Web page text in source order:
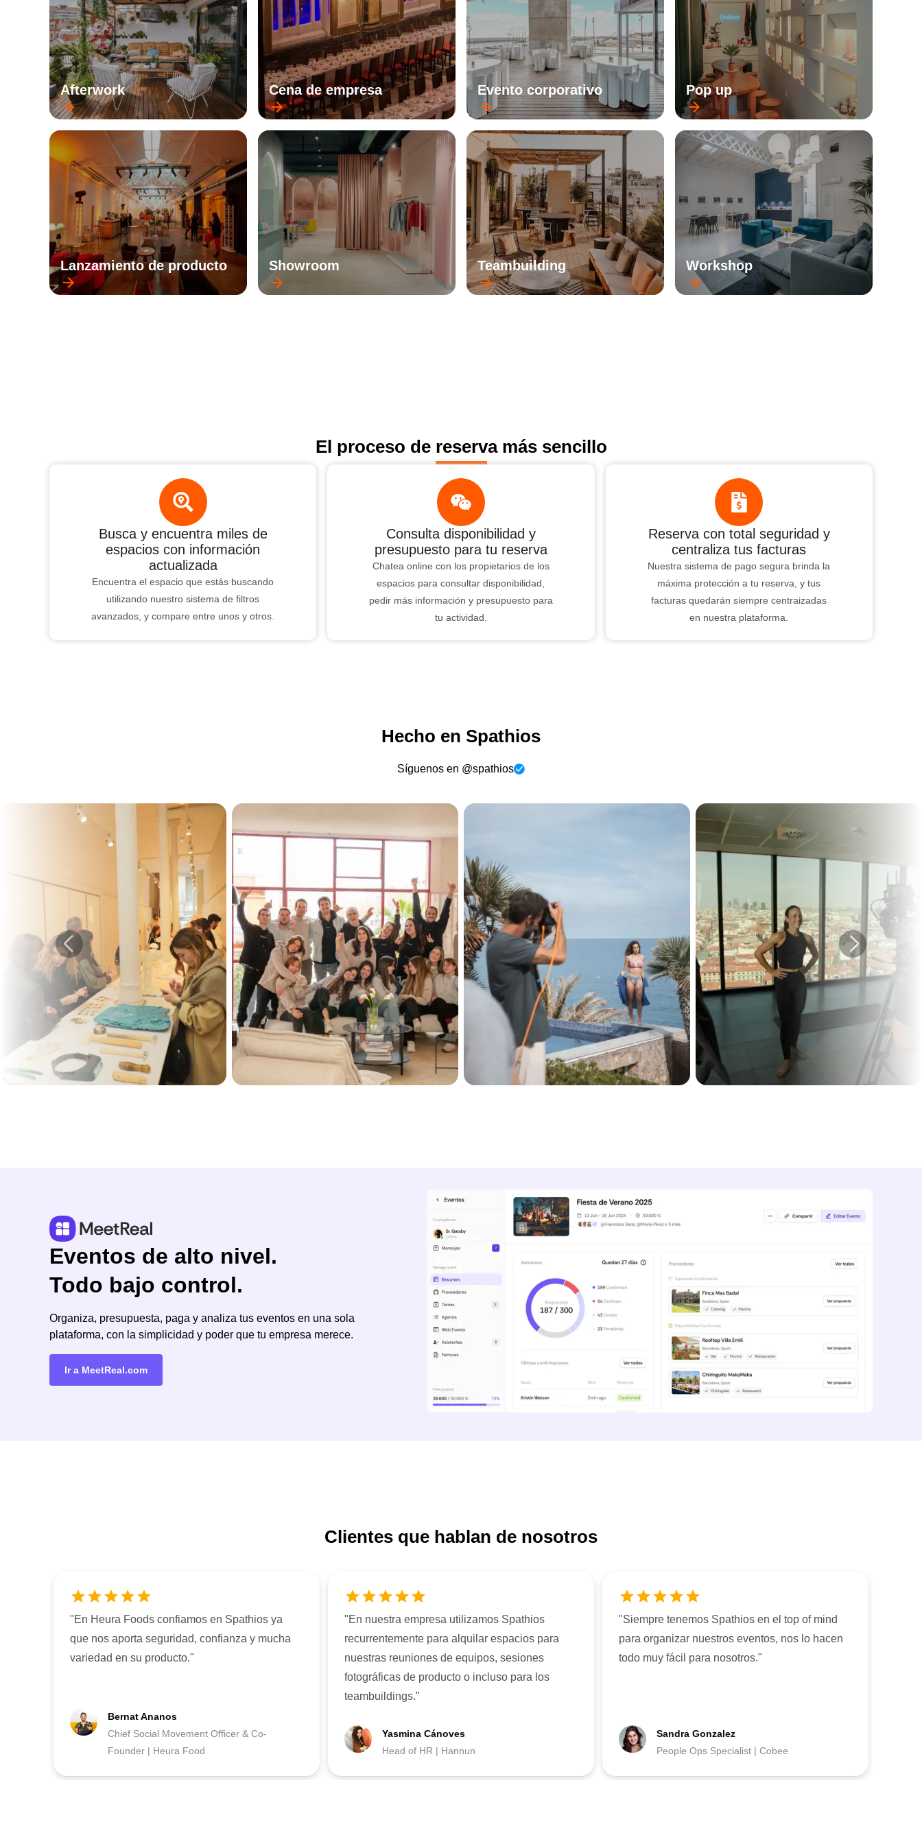
Afterwork Cena de empresa Evento corporativo Pop up
Lanzamiento de producto Showroom Teambuilding Workshop
El proceso de reserva más sencillo
Busca y encuentra miles de
espacios con información
actualizada
Encuentra el espacio que estás buscando
utilizando nuestro sistema de filtros
avanzados, y compare entre unos y otros.
Consulta disponibilidad y
presupuesto para tu reserva
Chatea online con los propietarios de los
espacios para consultar disponibilidad,
pedir más información y presupuesto para
tu actividad.
Reserva con total seguridad y
centraliza tus facturas
Nuestra sistema de pago segura brinda la
máxima protección a tu reserva, y tus
facturas quedarán siempre centraizadas
en nuestra plataforma.
Hecho en Spathios
Síguenos en @spathios
Eventos de alto nivel.
Todo bajo control.
Organiza, presupuesta, paga y analiza tus eventos en una sola
plataforma, con la simplicidad y poder que tu empresa merece.
Ir a MeetReal.com
Clientes que hablan de nosotros
"En Heura Foods confiamos en Spathios ya
que nos aporta seguridad, confianza y mucha
variedad en su producto."
Bernat Ananos
Chief Social Movement Officer & Co-
Founder | Heura Food
"En nuestra empresa utilizamos Spathios
recurrentemente para alquilar espacios para
nuestras reuniones de equipos, sesiones
fotográficas de producto o incluso para los
teambuildings."
Yasmina Cánoves
Head of HR | Hannun
"Siempre tenemos Spathios en el top of mind
para organizar nuestros eventos, nos lo hacen
todo muy fácil para nosotros."
Sandra Gonzalez
People Ops Specialist | Cobee